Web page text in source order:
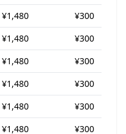
¥1,480
¥300
¥1,480
¥300
¥1,480
¥300
¥1,480
¥300
¥1,480
¥300
¥1,480
¥300